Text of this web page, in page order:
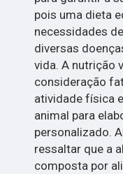
pois uma dieta
necessidades
diversas
vida. A nutrição
consideração
atividade física
animal para
personalizado.
ressaltar que a
composta por